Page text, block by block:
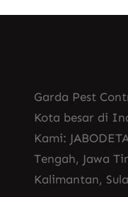
Garda Pest
Kota besar di
Kami:
Tengah, Jawa
Kalimantan,